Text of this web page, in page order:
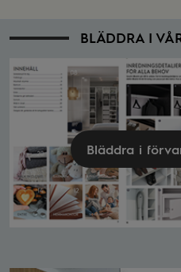
BLÄDDRA I
Bläddra i